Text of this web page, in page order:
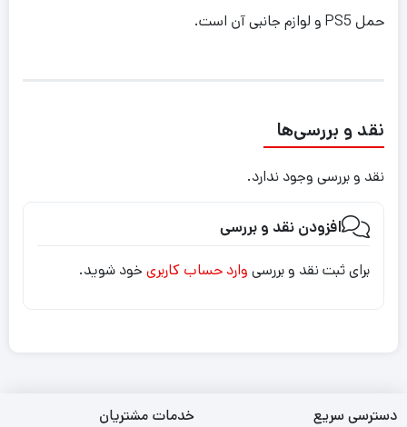
حمل PS5 و لوازم جانبی آن است.
نقد و بررسی‌ها
نقد و بررسی وجود ندارد.
افزودن نقد و بررسی
برای ثبت نقد و بررسی وارد حساب کاربری خود شوید.
دسترسی سریع خدمات مشتریان